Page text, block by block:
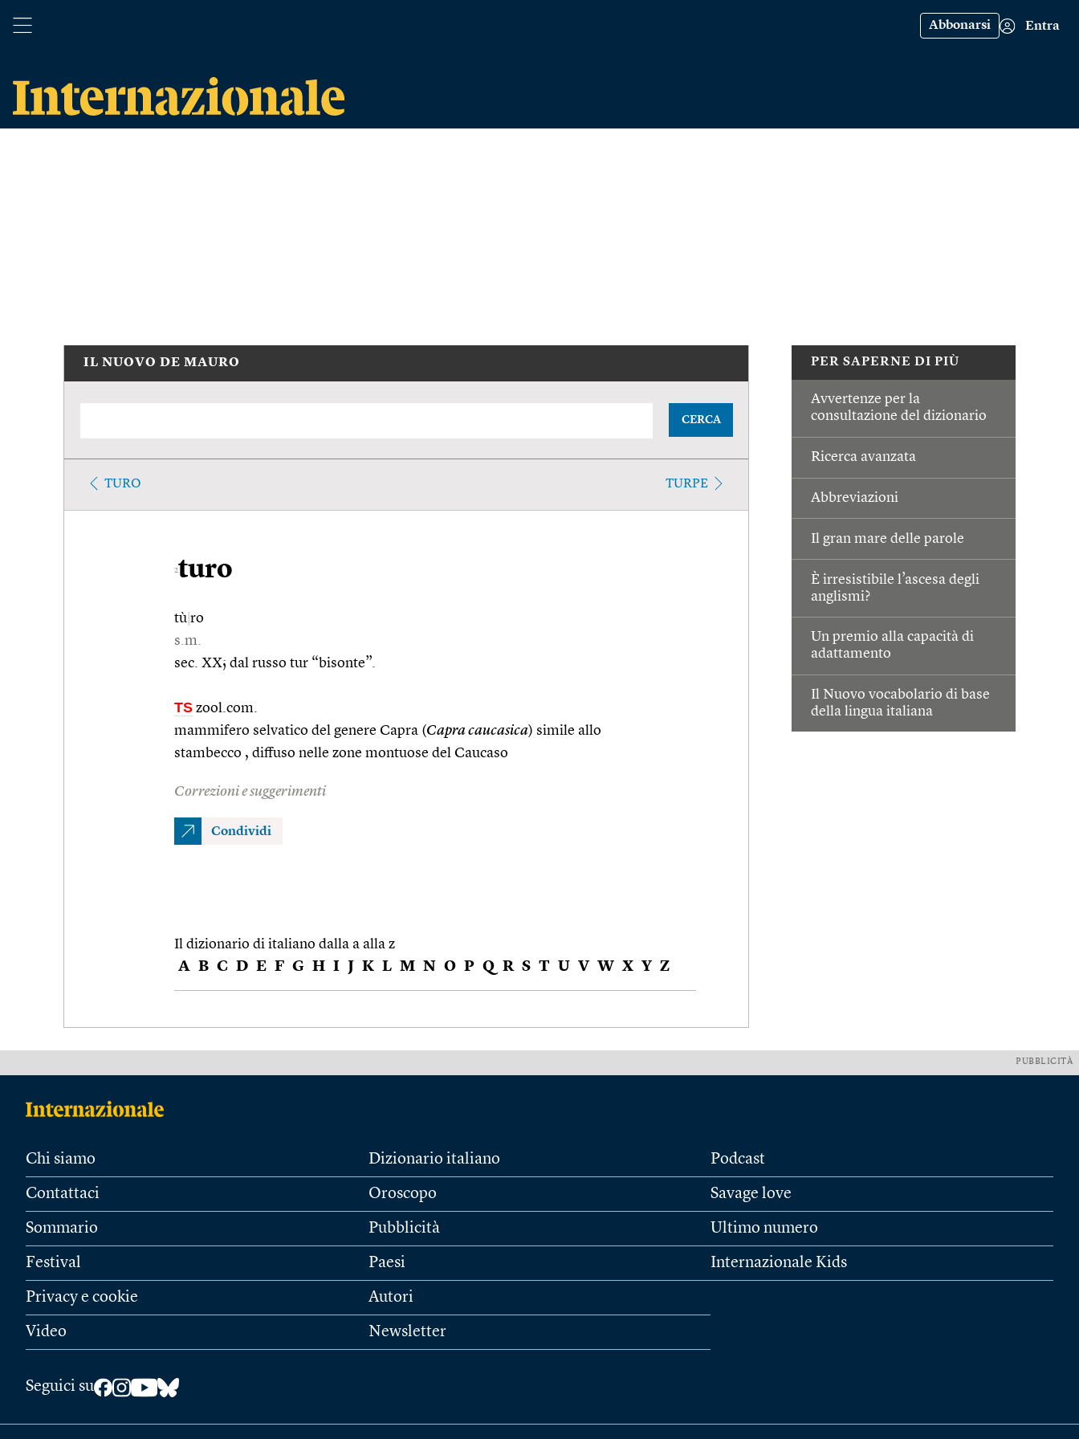
Abbonarsi Entra
PER SAPERNE DI PIÙ
Avvertenze per la
consultazione del dizionario
Ricerca avanzata
Abbreviazioni
Il gran mare delle parole
È irresistibile l’ascesa degli
anglismi?
Un premio alla capacità di
adattamento
Il Nuovo vocabolario di base
della lingua italiana
IL NUOVO DE MAURO
CERCA
TURO TURPE
2turo
tù ro
s.m.
sec. XX; dal russo tur “bisonte”.
TS zool.com.
mammifero selvatico del genere Capra (Capra caucasica) simile allo
stambecco , diffuso nelle zone montuose del Caucaso
Correzioni e suggerimenti
Condividi
Il dizionario di italiano dalla a alla z
A B C D E F G H I J K L M N O P Q R S T U V W X Y Z
PUBBLICITÀ
Chi siamo
Contattaci
Sommario
Festival
Privacy e cookie
Video
Dizionario italiano
Oroscopo
Pubblicità
Paesi
Autori
Newsletter
Podcast
Savage love
Ultimo numero
Internazionale Kids
Seguici su